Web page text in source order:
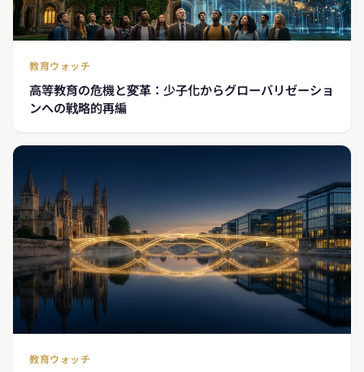
教育ウォッチ
高等教育の危機と変革：少子化からグローバリゼーショ
ンへの戦略的再編
教育ウォッチ